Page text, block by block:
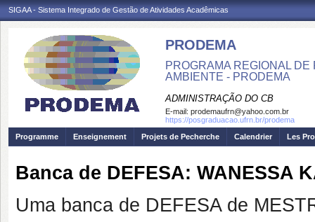
SIGAA - Sistema Integrado de Gestão de Atividades Acadêmicas
PRODEMA
PROGRAMA REGIONAL
AMBIENTE - PRODEMA
ADMINISTRAÇÃO DO CB
E-mail: prodemaufrn@yahoo.com.br
https://posgraduacao.ufrn.br/prodema
Programme
Enseignement Projets de Pecherche Calendrier Les
Banca de DEFESA: WANESSA
Uma banca de DEFESA de